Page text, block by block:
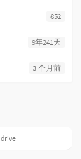
852
9年241天
3 个月前